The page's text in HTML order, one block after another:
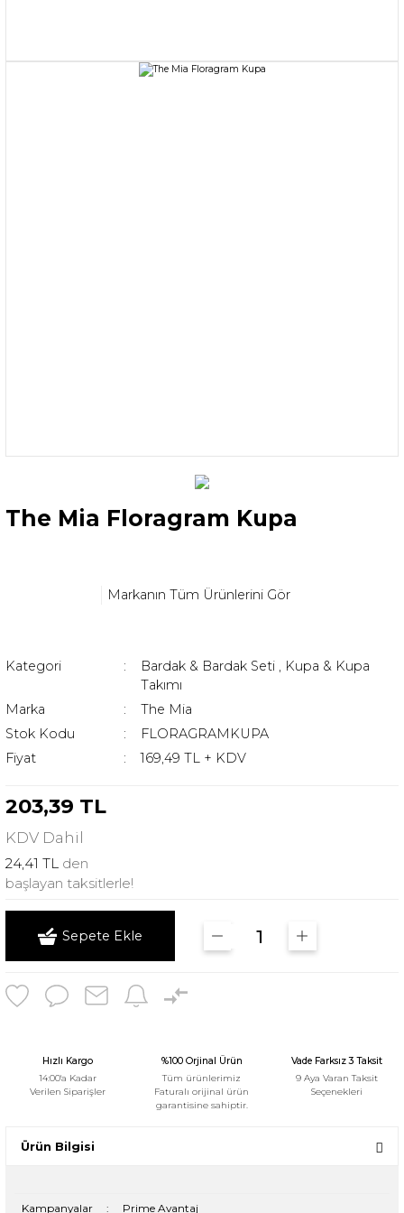
The Mia Floragram Kupa
Markanın Tüm Ürünlerini Gör
Kategori Bardak & Bardak Seti , Kupa & Kupa
Takımı
Marka
The Mia
Stok Kodu
FLORAGRAMKUPA
Fiyat
169,49 TL + KDV
203,39 TL
KDV Dahil
24,41 TL den
başlayan taksitlerle!
Sepete Ekle
Hızlı Kargo
14:00'a Kadar
Verilen Siparişler
%100 Orjinal Ürün
Tüm ürünlerimiz
Faturalı orijinal ürün
garantisine sahiptir.
Vade Farksız 3 Taksit
9 Aya Varan Taksit
Seçenekleri
Ürün Bilgisi
Kampanyalar : Prime Avantaj